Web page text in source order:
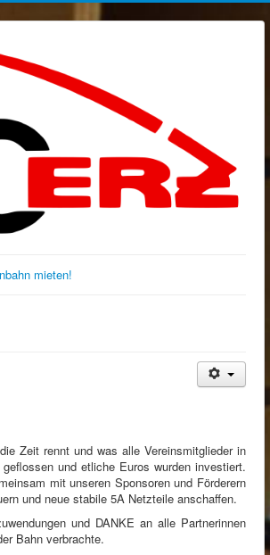
mieten!
Zeit rennt und was alle Vereinsmitglieder in
und etliche Euros wurden investiert.
mit unseren Sponsoren und Förderern
und neue stabile 5A Netzteile anschaffen.
und DANKE an alle Partnerinnen
Bahn verbrachte.